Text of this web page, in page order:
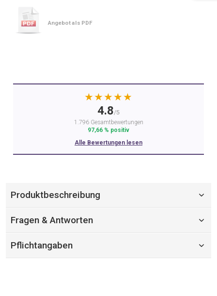
Angebot als PDF
★★★★★
4.8/5
1.796 Gesamtbewertungen
97,66 % positiv
Alle Bewertungen lesen
Produktbeschreibung
Fragen & Antworten
Pflichtangaben